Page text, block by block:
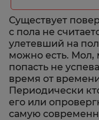
Существует
с пола не
улетевший на
можно есть. Мол,
попасть не
время от
Периодически
его или
самую